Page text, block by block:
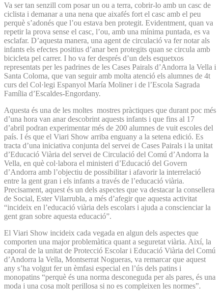
Va ser tan senzill com posar un ou a terra, cobrir-lo amb un casc de
ciclista i demanar a una nena que aixafés fort el casc amb el peu
perquè s’adonés que l’ou estava ben protegit. Evidentment, quan va
repetir la prova sense el casc, l’ou, amb una mínima puntada, es va
esclafar. D’aquesta manera, una agent de circulació va fer notar als
infants els efectes positius d’anar ben protegits quan se circula amb
bicicleta pel carrer. I ho va fer després d’un dels esquetxos
representats per les padrines de les Cases Pairals d’Andorra la Vella i
Santa Coloma, que van seguir amb molta atenció els alumnes de 4t
curs del Col·legi Espanyol María Moliner i de l’Escola Sagrada
Família d’Escaldes-Engordany.
Aquesta és una de les moltes mostres pràctiques que durant poc més
d’una hora van anar descobrint aquests infants i que fins al 17
d’abril podran experimentar més de 200 alumnes de vuit escoles del
país. I és que el Viari Show arriba enguany a la setena edició. Es
tracta d’una iniciativa conjunta del servei de Cases Pairals i la unitat
d’Educació Viària del servei de Circulació del Comú d’Andorra la
Vella, en què col·labora el ministeri d’Educació del Govern
d’Andorra amb l’objectiu de possibilitar i afavorir la interrelació
entre la gent gran i els infants a través de l’educació viària.
Precisament, aquest és un dels aspectes que va destacar la consellera
de Social, Ester Vilarrubla, a més d’afegir que aquesta activitat
“incideix en l’educació viària dels escolars i ajuda a conscienciar la
gent gran sobre aquesta educació”.
El Viari Show incideix cada vegada en algun dels aspectes que
comporten una major problemàtica quant a seguretat viària. Així, la
caporal de la unitat de Protecció Escolar i Educació Viària del Comú
d’Andorra la Vella, Montserrat Nogueras, va remarcar que aquest
any s’ha volgut fer un èmfasi especial en l’ús dels patins i
monopatins “perquè és una norma desconeguda per als pares, és una
moda i una cosa molt perillosa si no es compleixen les normes”.